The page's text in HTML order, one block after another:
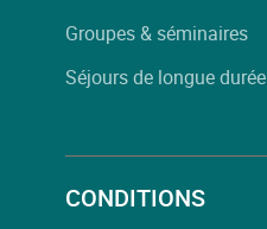
Groupes & séminaires
Séjours de longue durée
CONDITIONS